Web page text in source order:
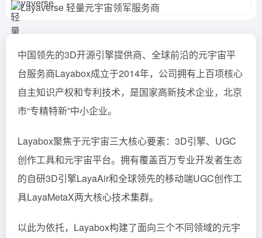
中国领先的3D开源引擎提供商、全球前沿的元宇宙平
台服务商Layabox成立于2014年，公司拥有上百项核心
自主知识产权和专利技术，是国家高新技术企业，北京
市“专精特新”中小企业。
Layabox聚焦于元宇宙三大核心要素：3D引擎、UGC
创作工具和元宇宙平台。拥有覆盖百万专业开发者生态
的自研3D引擎LayaAir和全球领先的移动端UGC创作工
具LayaMetaX两大核心技术集群。
以此为依托，Layabox构建了面向三个不同领域的元宇